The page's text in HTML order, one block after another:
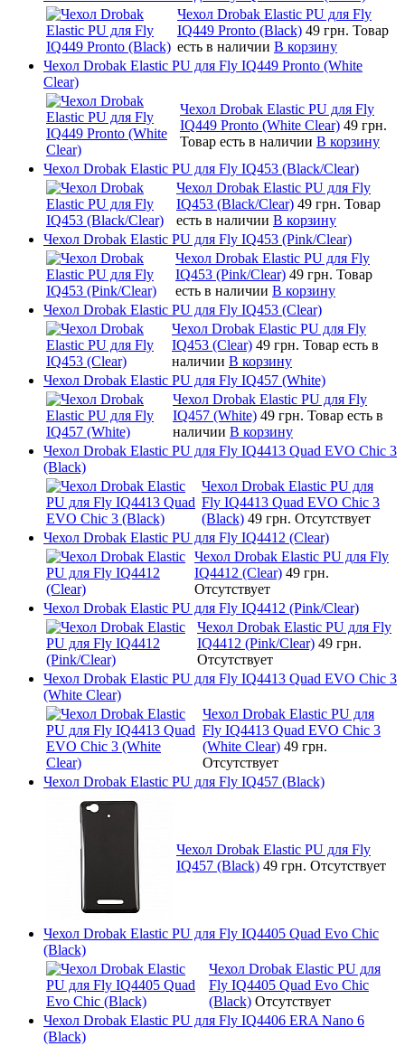
Чехол Drobak Elastic PU для Fly
IQ449 Pronto (Black) 49 грн. Товар
есть в наличии В корзину
Чехол Drobak Elastic PU для Fly IQ449 Pronto (White
Clear)
Чехол Drobak Elastic PU для Fly
IQ449 Pronto (White Clear) 49 грн.
Товар есть в наличии В корзину
Чехол Drobak Elastic PU для Fly IQ453 (Black/Clear)
Чехол Drobak Elastic PU для Fly
IQ453 (Black/Clear) 49 грн. Товар
есть в наличии В корзину
Чехол Drobak Elastic PU для Fly IQ453 (Pink/Clear)
Чехол Drobak Elastic PU для Fly
IQ453 (Pink/Clear) 49 грн. Товар
есть в наличии В корзину
Чехол Drobak Elastic PU для Fly IQ453 (Clear)
Чехол Drobak Elastic PU для Fly
IQ453 (Clear) 49 грн. Товар есть в
наличии В корзину
Чехол Drobak Elastic PU для Fly IQ457 (White)
Чехол Drobak Elastic PU для Fly
IQ457 (White) 49 грн. Товар есть в
наличии В корзину
Чехол Drobak Elastic PU для Fly IQ4413 Quad EVO Chic 3
(Black)
Чехол Drobak Elastic PU для
Fly IQ4413 Quad EVO Chic 3
(Black) 49 грн. Отсутствует
Чехол Drobak Elastic PU для Fly IQ4412 (Clear)
Чехол Drobak Elastic PU для Fly
IQ4412 (Clear) 49 грн.
Отсутствует
Чехол Drobak Elastic PU для Fly IQ4412 (Pink/Clear)
Чехол Drobak Elastic PU для Fly
IQ4412 (Pink/Clear) 49 грн.
Отсутствует
Чехол Drobak Elastic PU для Fly IQ4413 Quad EVO Chic 3
(White Clear)
Чехол Drobak Elastic PU для
Fly IQ4413 Quad EVO Chic 3
(White Clear) 49 грн.
Отсутствует
Чехол Drobak Elastic PU для Fly IQ457 (Black)
Чехол Drobak Elastic PU для Fly
IQ457 (Black) 49 грн. Отсутствует
Чехол Drobak Elastic PU для Fly IQ4405 Quad Evo Chic
(Black)
Чехол Drobak Elastic PU для
Fly IQ4405 Quad Evo Chic
(Black) Отсутствует
Чехол Drobak Elastic PU для Fly IQ4406 ERA Nano 6
(Black)